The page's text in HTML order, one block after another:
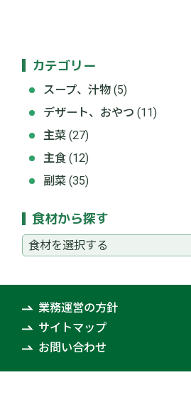
カテゴリー
スープ、汁物(5)
デザート、おやつ (11)
主菜(27)
主食(12)
副菜(35)
食材から探す
業務運営の方針
サイトマップ
お問い合わせ